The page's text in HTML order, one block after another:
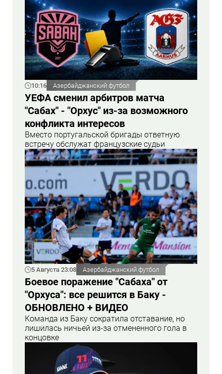
10:16 Азербайджанский футбол
УЕФА сменил арбитров матча
"Сабах" - "Орхус" из-за возможного
конфликта интересов
Вместо португальской бригады ответную
встречу обслужат французские судьи
5 Августа 23:08 Азербайджанский футбол
Боевое поражение "Сабаха" от
"Орхуса": все решится в Баку -
ОБНОВЛЕНО + ВИДЕО
Команда из Баку сократила отставание, но
лишилась ничьей из-за отмененного гола в
концовке